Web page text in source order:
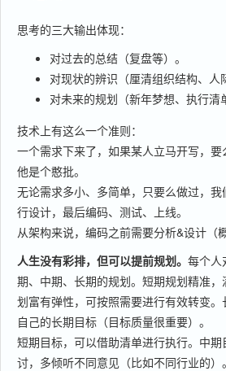
思考的三大输出体现：
对过去的总结（复盘等）。
对现状的辨识（厘清组织结构、人
对未来的规划（新年梦想、执行清
技术上有这么一个准则：
一个需求下来了，如果某人立马开写，
他是个憨批。
无论需求多小、多简单，只要么做过，
行设计，最后编码、测试、上线。
从架构来说，编码之前需要分析&设计（
人生没有彩排，但可以提前规划。 每个人
期、中期、长期的规划。短期规划精准
划富有弹性，可按照需要进行有效转变
自己的长期目标（目标质量很重要）。
短期目标，可以借助清单进行执行。中
讨，多倾听不同意见（比如不同行业的